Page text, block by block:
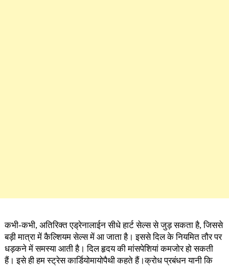
कभी-कभी, अतिरिक्त एड्रेनालाईन सीधे हार्ट सेल्स से जुड़ सकता है, जिससे
बड़ी मात्रा में कैल्शियम सेल्स में आ जाता है। इससे दिल के नियमित तौर पर
धड़कने में समस्या आती है। दिल हृदय की मांसपेशियां कमजोर हो सकती
हैं। इसे ही हम स्ट्रेस कार्डियोमायोपैथी कहते हैं।क्रोध प्रबंधन यानी कि